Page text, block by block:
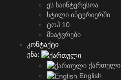
ეს საინტერესოა
სტილი ინტერიერში
ტოპ 10
მხატვრები
კონტაქტი
ენა:
ქართული
English